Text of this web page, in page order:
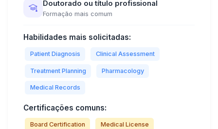
Doutorado ou título profissional
Formação mais comum
Habilidades mais solicitadas:
Patient Diagnosis Clinical Assessment
Treatment Planning Pharmacology
Medical Records
Certificações comuns:
Board Certification Medical License